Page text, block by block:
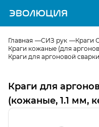
Перейти на главную
Главная СИЗ рук
Краги
Краги кожаные (для
Краги для аргоновой сварки
Краги для
(кожаные, 1.1 мм,